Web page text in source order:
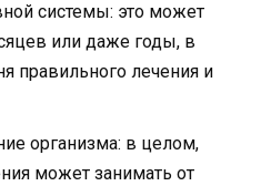
системы: это может
или даже годы, в
правильного лечения и
организма: в целом,
может занимать от